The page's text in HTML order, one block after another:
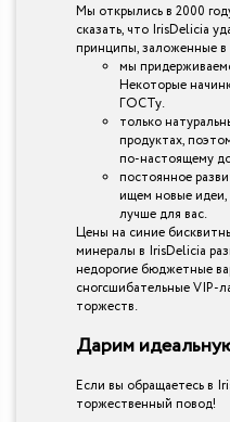
Мы открылись в 2000
сказать, что IrisDelicia
принципы, заложенные
мы
Некоторые
ГОСТу.
только
продуктах,
по-настоящему
постоянное
ищем новые идеи,
лучше для вас.
Цены на синие
минералы в IrisDelicia
недорогие бюджетные
сногсшибательные VIP-
торжеств.
Дарим
Если вы обращаетесь в
торжественный повод!